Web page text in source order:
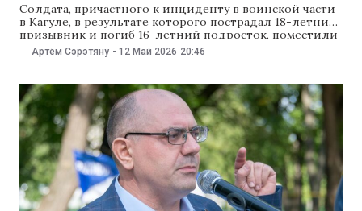
Солдата, причастного к инциденту в воинской части
в Кагуле, в результате которого пострадал 18-летний
призывник и погиб 16-летний подросток, поместили
под предварительный арест на 30 суток. Об этом 12
мая сообщила NewsMaker пресс-секретарь
Напомним, что 10 мая полиция Кагула сообщила, что
в местной воинской части призывник случайно
ранил другого военнослужащего
Артём Сэрэтяну - 12 Май 2026 20:46